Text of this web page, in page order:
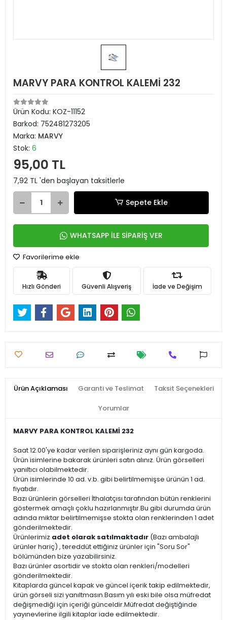
MARVY PARA KONTROL KALEMİ 232
Ürün Kodu: KOZ-11152
Barkod: 752481273205
Marka: MARVY
Stok: 6
95,00 TL
7,92 TL 'den başlayan taksitlerle
Sepete Ekle
WHATSAPP İLE SİPARİŞ VER
Favorilerime ekle
Hızlı Gönderi Güvenli Alışveriş İade ve Değişim
Ürün Açıklaması Garanti ve Teslimat Taksit Seçenekleri
Yorumlar
MARVY PARA KONTROL KALEMİ 232
Saat 12.00'ye kadar verilen siparişleriniz aynı gün kargoda.
Ürün isimlerine bakarak ürünleri satın alınız. Ürün görselleri
yanıltıcı olabilmektedir.
Ürün isimlerinde 10 ad. v.b. gibi belirtilmemişse ürünün 1 ad.
fiyatıdır.
Bazı ürünlerin görselleri İthalatçısı tarafından bütün renklerini
göstermek amaçlı çoklu hazırlanmıştır.Bu gibi durumda ürün
adında miktar belirtilmemişse stokta olan renklerinden 1 adet
gönderilmektedir.
Ürünlerimiz adet olarak satılmaktadır (Bazı ambalajlı
ürünler hariç) , tereddüt ettiğiniz ürünler için "Soru Sor"
bölümünden bize yazabilirsiniz.
Bazı ürünler asortidir ve stokta olan renkleri/modelleri
gönderilmektedir.
Kitaplarda güncel kapak ve güncel içerik takip edilmektedir,
ürün görseli sizi yanıltmasın.Basım yılı eski bile olsa müfredat
değişmediği için içeriği günceldir.Müfredat değiştiğinde
yayınevlerine ilgili kitaplar iade edilmektedir.